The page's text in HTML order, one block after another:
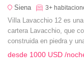
Siena 3+
Villa Lavacchio 12 es
cartera Lavacchio, que
construida en piedra y
personas en sus 6
desde 1000 USD /